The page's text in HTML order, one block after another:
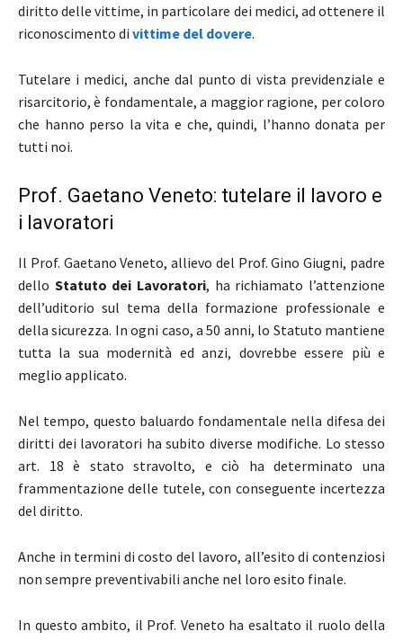
diritto delle vittime, in particolare dei medici, ad ottenere il
riconoscimento di vittime del dovere.
Tutelare i medici, anche dal punto di vista previdenziale e
risarcitorio, è fondamentale, a maggior ragione, per coloro
che hanno perso la vita e che, quindi, l’hanno donata per
tutti noi.
Prof. Gaetano Veneto: tutelare il lavoro e
i lavoratori
Il Prof. Gaetano Veneto, allievo del Prof. Gino Giugni, padre
dello Statuto dei Lavoratori, ha richiamato l’attenzione
dell’uditorio sul tema della formazione professionale e
della sicurezza. In ogni caso, a 50 anni, lo Statuto mantiene
tutta la sua modernità ed anzi, dovrebbe essere più e
meglio applicato.
Nel tempo, questo baluardo fondamentale nella difesa dei
diritti dei lavoratori ha subito diverse modifiche. Lo stesso
art. 18 è stato stravolto, e ciò ha determinato una
frammentazione delle tutele, con conseguente incertezza
del diritto.
Anche in termini di costo del lavoro, all’esito di contenziosi
non sempre preventivabili anche nel loro esito finale.
In questo ambito, il Prof. Veneto ha esaltato il ruolo della